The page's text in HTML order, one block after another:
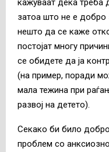
кажуваат дека треба
затоа што не е добро
нешто да се каже
постојат многу
се обидете да ја
(на пример, поради
мала тежина при
развој на детето).
Секако би било
проблем со